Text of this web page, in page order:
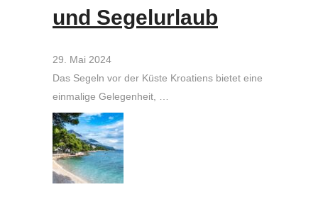
und Segelurlaub
29. Mai 2024
Das Segeln vor der Küste Kroatiens bietet eine
einmalige Gelegenheit, …